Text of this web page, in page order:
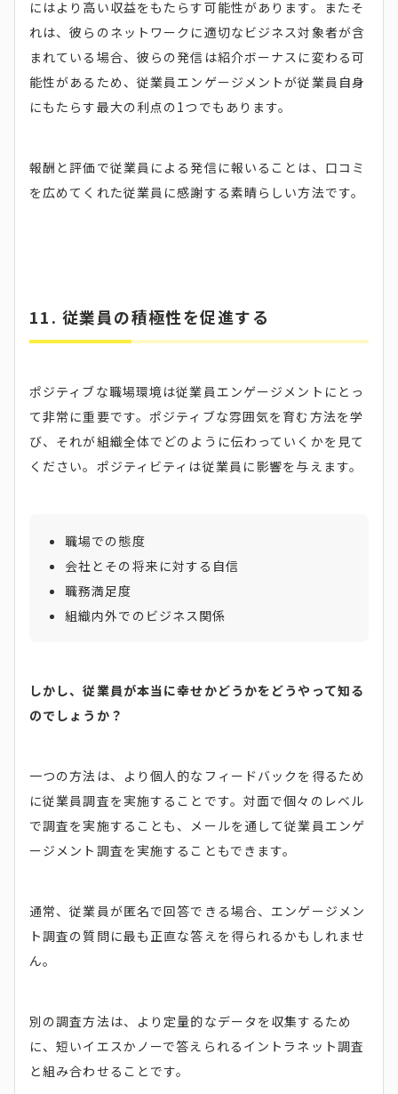
にはより高い収益をもたらす可能性があります。またそ
れは、彼らのネットワークに適切なビジネス対象者が含
まれている場合、彼らの発信は紹介ボーナスに変わる可
能性があるため、従業員エンゲージメントが従業員自身
にもたらす最大の利点の1つでもあります。
報酬と評価で従業員による発信に報いることは、口コミ
を広めてくれた従業員に感謝する素晴らしい方法です。
11. 従業員の積極性を促進する
ポジティブな職場環境は従業員エンゲージメントにとっ
て非常に重要です。ポジティブな雰囲気を育む方法を学
び、それが組織全体でどのように伝わっていくかを見て
ください。ポジティビティは従業員に影響を与えます。
職場での態度
会社とその将来に対する自信
職務満足度
組織内外でのビジネス関係
しかし、従業員が本当に幸せかどうかをどうやって知る
のでしょうか？
一つの方法は、より個人的なフィードバックを得るため
に従業員調査を実施することです。対面で個々のレベル
で調査を実施することも、メールを通して従業員エンゲ
ージメント調査を実施することもできます。
通常、従業員が匿名で回答できる場合、エンゲージメン
ト調査の質問に最も正直な答えを得られるかもしれませ
ん。
別の調査方法は、より定量的なデータを収集するため
に、短いイエスかノーで答えられるイントラネット調査
と組み合わせることです。